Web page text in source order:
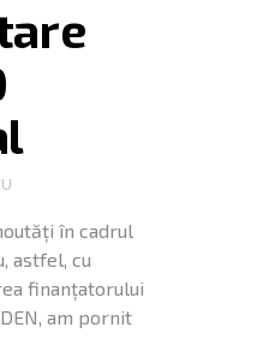
în cadrul
astfel, cu
finanțatorului
am pornit